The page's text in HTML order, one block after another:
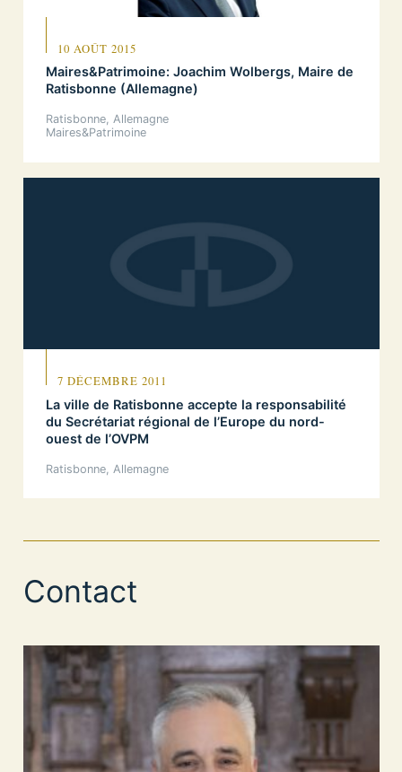
10 AOÛT 2015
Maires&Patrimoine: Joachim Wolbergs, Maire de
Ratisbonne (Allemagne)
Ratisbonne, Allemagne
Maires&Patrimoine
7 DÉCEMBRE 2011
La ville de Ratisbonne accepte la responsabilité
du Secrétariat régional de l’Europe du nord-
ouest de l’OVPM
Ratisbonne, Allemagne
Contact